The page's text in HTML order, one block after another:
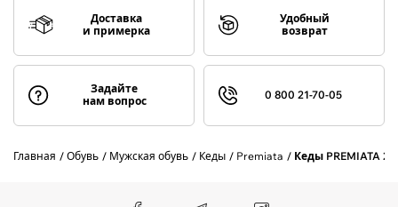
Доставка
и примерка
Удобный
возврат
Задайте
нам вопрос
0 800 21-70-05
Главная Обувь Мужская обувь Кеды Premiata Кеды PREMIATA